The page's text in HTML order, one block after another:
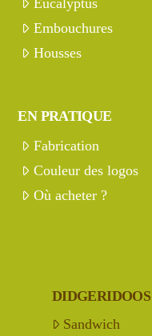
Eucalyptus
Embouchures
Housses
EN PRATIQUE
Fabrication
Couleur des logos
Où acheter ?
DIDGERIDOOS
Sandwich